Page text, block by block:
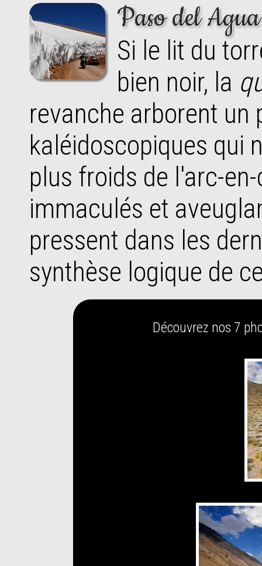
Paso del
si le lit du torrent éponyme est bel et
bien noir, la
revanche arborent un
kaléidoscopiques qui
plus froids de l'arc-
immaculés et
pressent dans les
synthèse logique de
Découvrez nos 7